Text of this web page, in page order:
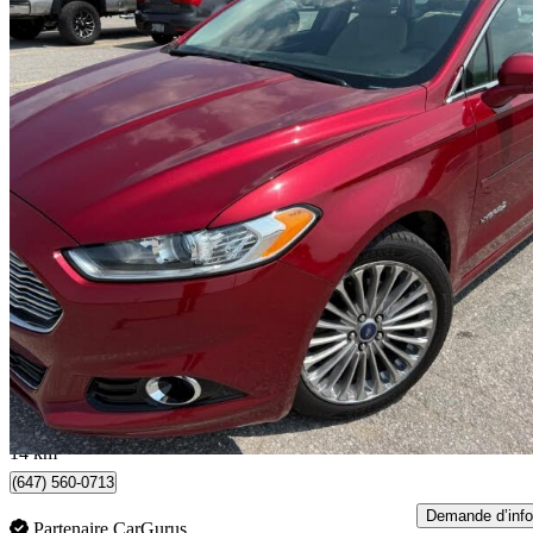
2014 Ford Fusion Hybrid
Titanium FWD112 804 km
9 999 $ Bonne
176 $/mois env.
Oro-Medonte, ON
14 km
(647) 560-0713
Demande d’info